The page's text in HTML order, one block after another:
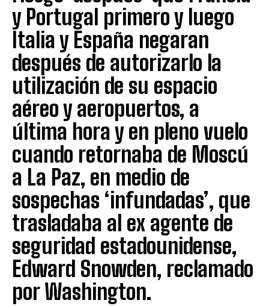
y Portugal primero y luego
Italia y España negaran
después de autorizarlo la
utilización de su espacio
aéreo y aeropuertos, a
última hora y en pleno vuelo
cuando retornaba de Moscú
a La Paz, en medio de
sospechas ‘infundadas’, que
trasladaba al ex agente de
seguridad estadounidense,
Edward Snowden, reclamado
por Washington.